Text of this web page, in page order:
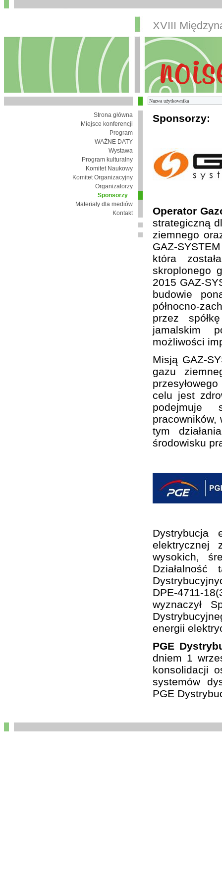
XVIII
Strona główna
Miejsce konferencji
Program
WAŻNE DATY
Wystawa
Program kulturalny
Komitet Naukowy
Komitet Organizacyjny
Organizatorzy
Sponsorzy
Materiały dla mediów
Kontakt
Sponsorzy:
Operator
strategiczną
ziemnego
GAZ-
która
skroplonego
2015 GAZ-
budowie
północno-
przez
jamalskim
możliwości
Misją GAZ-
gazu
celu jest
podejmuje
pracowników,
tym
środowisku
Dystrybucja
elektrycznej
wysokich,
DPE-4711-
wyznaczył
energii
PGE
dniem 1
konsolidacji
systemów
PGE